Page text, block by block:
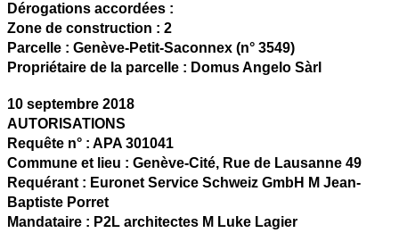
Dérogations accordées :
Zone de construction : 2
Parcelle : Genève-Petit-Saconnex (n° 3549)
Propriétaire de la parcelle : Domus Angelo Sàrl
10 septembre 2018
AUTORISATIONS
Requête n° : APA 301041
Commune et lieu : Genève-Cité, Rue de Lausanne 49
Requérant : Euronet Service Schweiz GmbH M Jean-
Baptiste Porret
Mandataire : P2L architectes M Luke Lagier